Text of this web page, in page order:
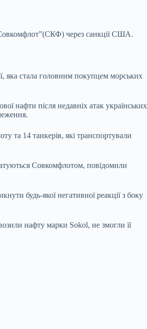
Совкомфлот”(СКФ) через санкції США.
яка стала головним покупцем морських
нафти після недавніх атак українських
та 14 танкерів, які транспортували
Совкомфлотом, повідомили
будь-якої негативної реакції з боку
нафту марки Sokol, не змогли її